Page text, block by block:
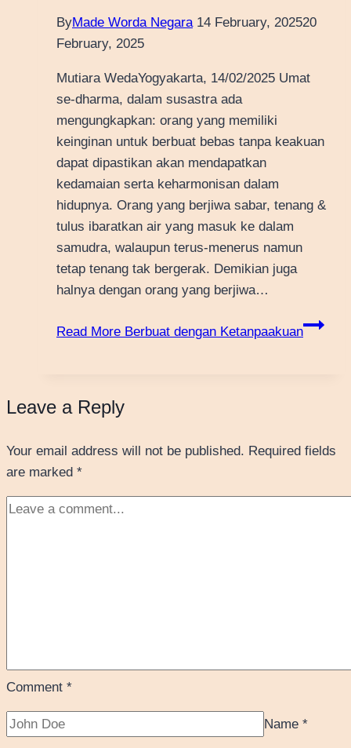
ByMade Worda Negara 14 February, 202520
February, 2025
Mutiara WedaYogyakarta, 14/02/2025 Umat
se-dharma, dalam susastra ada
mengungkapkan: orang yang memiliki
keinginan untuk berbuat bebas tanpa keakuan
dapat dipastikan akan mendapatkan
kedamaian serta keharmonisan dalam
hidupnya. Orang yang berjiwa sabar, tenang &
tulus ibaratkan air yang masuk ke dalam
samudra, walaupun terus-menerus namun
tetap tenang tak bergerak. Demikian juga
halnya dengan orang yang berjiwa…
Read More Berbuat dengan Ketanpaakuan
Leave a Reply
Your email address will not be published. Required fields
are marked *
Comment *
Name *